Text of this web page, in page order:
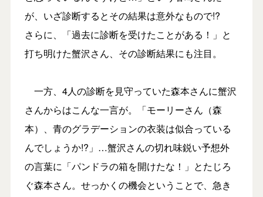
が、いざ診断するとその結果は意外なもので!?
さらに、「過去に診断を受けたことがある！」と
打ち明けた蟹沢さん、その診断結果にも注目。
一方、4人の診断を見守っていた森本さんに蟹沢
さんからはこんな一言が。「モーリーさん（森
本）、青のグラデーションの衣装は似合っている
んでしょうか!?」…蟹沢さんの切れ味鋭い予想外
の言葉に「パンドラの箱を開けたな！」とたじろ
ぐ森本さん。せっかくの機会ということで、急き